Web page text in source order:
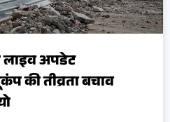
लाइव अपडेट
की तीव्रता बचाव